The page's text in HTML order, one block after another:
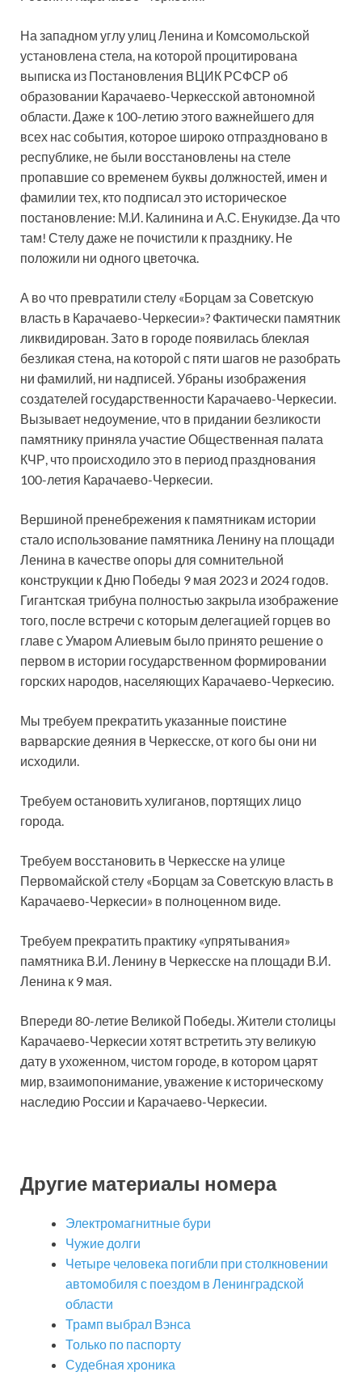
На западном углу улиц Ленина и Комсомольской
установлена стела, на которой процитирована
выписка из Постановления ВЦИК РСФСР об
образовании Карачаево-Черкесской автономной
области. Даже к 100-летию этого важнейшего для
всех нас события, которое широко отпраздновано в
республике, не были восстановлены на стеле
пропавшие со временем буквы должностей, имен и
фамилии тех, кто подписал это историческое
постановление: М.И. Калинина и А.С. Енукидзе. Да что
там! Стелу даже не почистили к празднику. Не
положили ни одного цветочка.
А во что превратили стелу «Борцам за Советскую
власть в Карачаево-Черкесии»? Фактически памятник
ликвидирован. Зато в городе появилась блеклая
безликая стена, на которой с пяти шагов не разобрать
ни фамилий, ни надписей. Убраны изображения
создателей государственности Карачаево-Черкесии.
Вызывает недоумение, что в придании безликости
памятнику приняла участие Общественная палата
КЧР, что происходило это в период празднования
100-летия Карачаево-Черкесии.
Вершиной пренебрежения к памятникам истории
стало использование памятника Ленину на площади
Ленина в качестве опоры для сомнительной
конструкции к Дню Победы 9 мая 2023 и 2024 годов.
Гигантская трибуна полностью закрыла изображение
того, после встречи с которым делегацией горцев во
главе с Умаром Алиевым было принято решение о
первом в истории государственном формировании
горских народов, населяющих Карачаево-Черкесию.
Мы требуем прекратить указанные поистине
варварские деяния в Черкесске, от кого бы они ни
исходили.
Требуем остановить хулиганов, портящих лицо
города.
Требуем восстановить в Черкесске на улице
Первомайской стелу «Борцам за Советскую власть в
Карачаево-Черкесии» в полноценном виде.
Требуем прекратить практику «упрятывания»
памятника В.И. Ленину в Черкесске на площади В.И.
Ленина к 9 мая.
Впереди 80-летие Великой Победы. Жители столицы
Карачаево-Черкесии хотят встретить эту великую
дату в ухоженном, чистом городе, в котором царят
мир, взаимопонимание, уважение к историческому
наследию России и Карачаево-Черкесии.
Другие материалы номера
Электромагнитные бури
Чужие долги
Четыре человека погибли при столкновении
автомобиля с поездом в Ленинградской
области
Трамп выбрал Вэнса
Только по паспорту
Судебная хроника